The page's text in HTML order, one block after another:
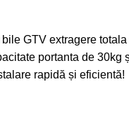
GTV extragere
portanta de 30kg
rapidă și eficientă!